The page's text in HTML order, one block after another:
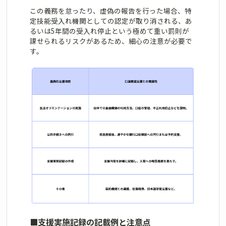
この義務を怠ったり、虚偽の報告を行った場合、特
定技能受入れ機関としての認定が取り消される、あ
るいは5年間の受入れ停止という極めて重い罰則が
課せられるリスクがあるため、細心の注意が必要で
す。
■支援実施記録の記載例と注意点